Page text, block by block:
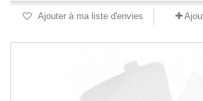
Ajouter à ma liste d'envies